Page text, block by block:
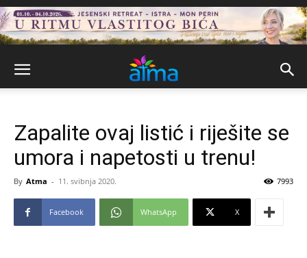
Zapalite ovaj listić i riješite se
umora i napetosti u trenu!
By Atma - 11. svibnja 2020. 7993
Facebook WhatsApp X